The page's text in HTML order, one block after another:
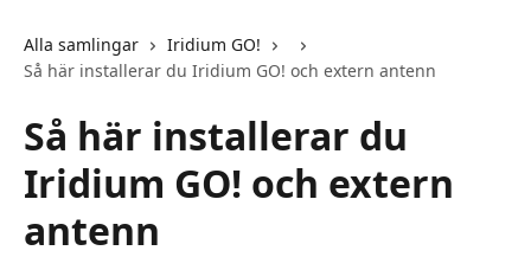
Alla samlingar
Iridium GO!
Så här installerar du Iridium GO! och extern antenn
Så här installerar du
Iridium GO! och extern
antenn